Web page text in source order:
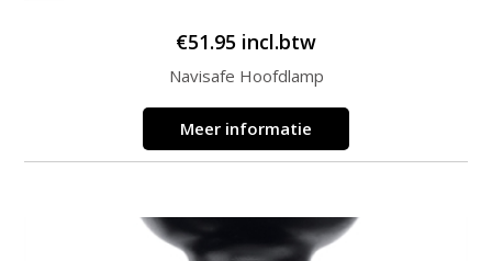
€51.95 incl.btw
Navisafe Hoofdlamp
Meer informatie